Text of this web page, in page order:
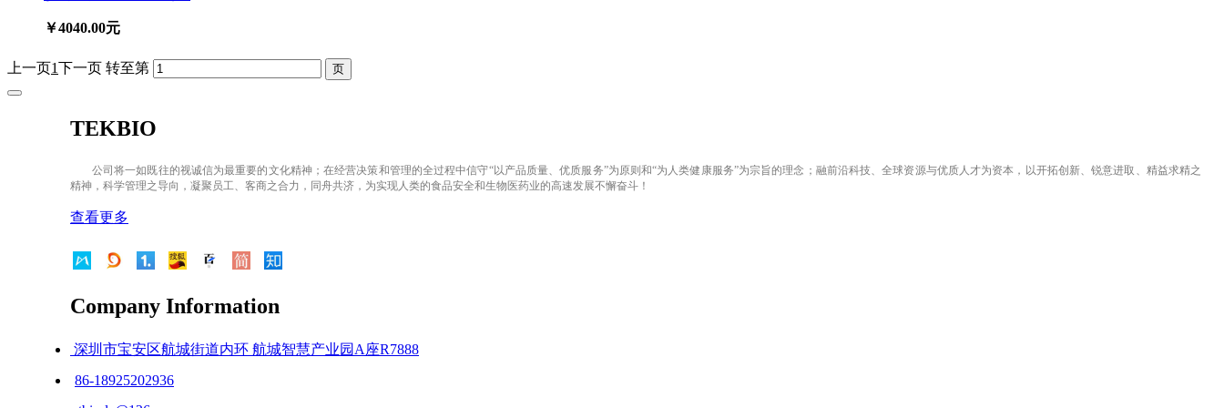
￥4040.00元
上一页1下一页 转至第
TEKBIO
公司将一如既往的视诚信为最重要的文化精神；在经营决策和管理的全过程中信守“以产品质量、优质服务”为原则和“为人类健康服务”为宗旨的理念；融前沿科技、全球资源与优质人才为资本，以开拓创新、锐意进取、精益求精之
精神，科学管理之导向，凝聚员工、客商之合力，同舟共济，为实现人类的食品安全和生物医药业的高速发展不懈奋斗！
查看更多
Company Information
深圳市宝安区航城街道内环 航城智慧产业园A座R7888
86-18925202936